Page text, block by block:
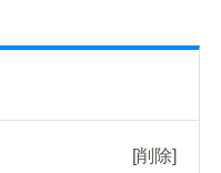
[削除]